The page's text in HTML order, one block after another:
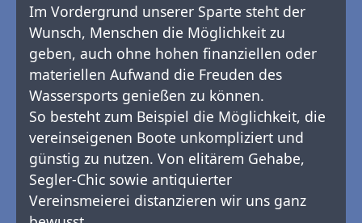
Im Vordergrund unserer Sparte steht der
Wunsch, Menschen die Möglichkeit zu
geben, auch ohne hohen finanziellen oder
materiellen Aufwand die Freuden des
Wassersports genießen zu können.
So besteht zum Beispiel die Möglichkeit, die
vereinseigenen Boote unkompliziert und
günstig zu nutzen. Von elitärem Gehabe,
Segler-Chic sowie antiquierter
Vereinsmeierei distanzieren wir uns ganz